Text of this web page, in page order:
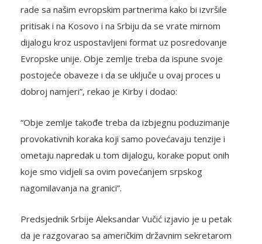
rade sa našim evropskim partnerima kako bi izvršile
pritisak i na Kosovo i na Srbiju da se vrate mirnom
dijalogu kroz uspostavljeni format uz posredovanje
Evropske unije. Obje zemlje treba da ispune svoje
postojeće obaveze i da se uključe u ovaj proces u
dobroj namjeri”, rekao je Kirby i dodao:
“Obje zemlje takođe treba da izbjegnu poduzimanje
provokativnih koraka koji samo povećavaju tenzije i
ometaju napredak u tom dijalogu, korake poput onih
koje smo vidjeli sa ovim povećanjem srpskog
nagomilavanja na granici”.
Predsjednik Srbije Aleksandar Vučić izjavio je u petak
da je razgovarao sa američkim državnim sekretarom